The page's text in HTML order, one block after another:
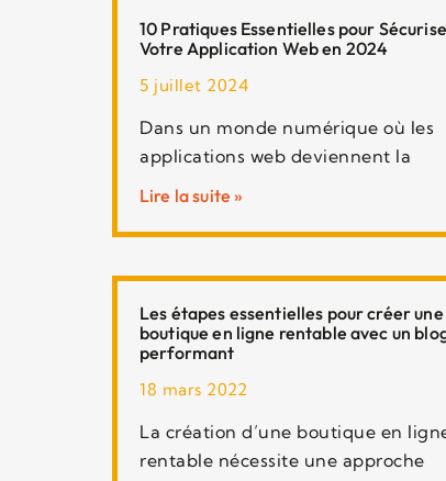
10 Pratiques Essentielles pour
Votre Application Web en 2024
5 juillet 2024
Dans un monde numérique où les
applications web deviennent la
Lire la suite »
Les étapes essentielles pour créer une
boutique en ligne rentable avec un
performant
18 mars 2022
La création d’une boutique en
rentable nécessite une approche